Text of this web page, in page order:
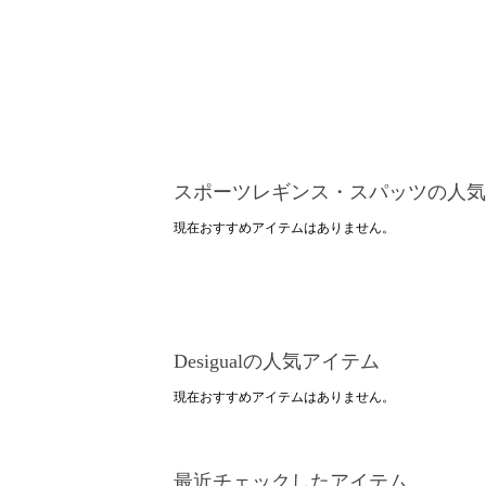
スポーツレギンス・スパッツの人
現在おすすめアイテムはありません。
Desigualの人気アイテム
現在おすすめアイテムはありません。
最近チェックしたアイテム